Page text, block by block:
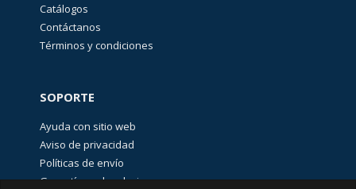
Catálogos
Contáctanos
Términos y condiciones
SOPORTE
Ayuda con sitio web
Aviso de privacidad
Políticas de envío
Garantías y devoluciones